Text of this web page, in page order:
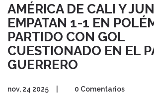
AMÉRICA DE CALI Y
EMPATAN 1-1 EN
PARTIDO CON GOL
CUESTIONADO EN EL
GUERRERO
nov, 24 2025 0 Comentarios